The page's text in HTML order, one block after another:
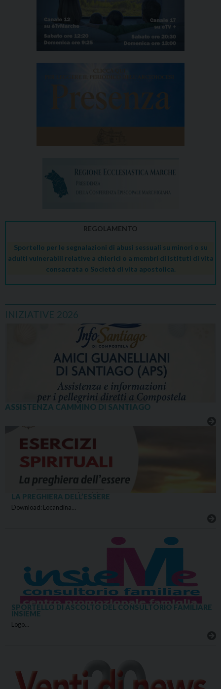
REGOLAMENTO
Sportello per le segnalazioni di abusi sessuali su minori o su
adulti vulnerabili relative a chierici o a membri di Istituti di vita
consacrata o Società di vita apostolica.
INIZIATIVE 2026
ASSISTENZA CAMMINO DI SANTIAGO
LA PREGHIERA DELL’ESSERE
Download: Locandina…
SPORTELLO DI ASCOLTO DEL CONSULTORIO FAMILIARE
INSIEME
Logo…